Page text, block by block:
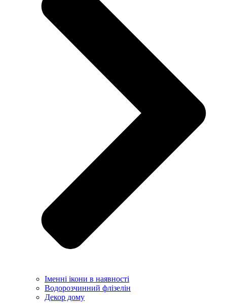
Іменні ікони в наявності
Водорозчинний флізелін
Декор дому